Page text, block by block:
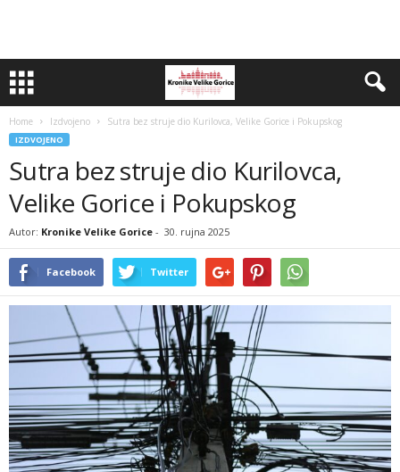
Home Izdvojeno Sutra bez struje dio Kurilovca, Velike Gorice i Pokupskog
IZDVOJENO
Sutra bez struje dio Kurilovca,
Velike Gorice i Pokupskog
Autor: Kronike Velike Gorice - 30. rujna 2025
Facebook Twitter